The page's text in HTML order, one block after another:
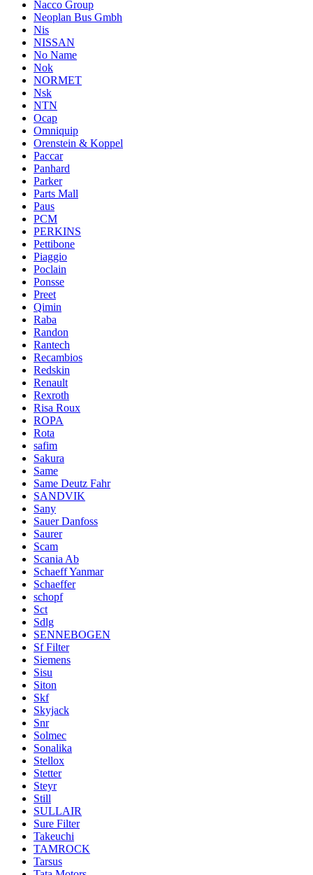
Nacco Group
Neoplan Bus Gmbh
Nis
NISSAN
No Name
Nok
NORMET
Nsk
NTN
Ocap
Omniquip
Orenstein & Koppel
Paccar
Panhard
Parker
Parts Mall
Paus
PCM
PERKINS
Pettibone
Piaggio
Poclain
Ponsse
Preet
Qimin
Raba
Randon
Rantech
Recambios
Redskin
Renault
Rexroth
Risa Roux
ROPA
Rota
safim
Sakura
Same
Same Deutz Fahr
SANDVIK
Sany
Sauer Danfoss
Saurer
Scam
Scania Ab
Schaeff Yanmar
Schaeffer
schopf
Sct
Sdlg
SENNEBOGEN
Sf Filter
Siemens
Sisu
Siton
Skf
Skyjack
Snr
Solmec
Sonalika
Stellox
Stetter
Steyr
Still
SULLAIR
Sure Filter
Takeuchi
TAMROCK
Tarsus